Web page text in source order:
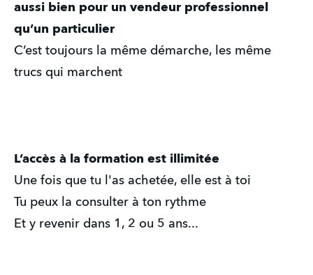
aussi bien pour un vendeur professionnel
qu’un particulier
C’est toujours la même démarche, les même
trucs qui marchent
L’accès à la formation est illimitée
Une fois que tu l'as achetée, elle est à toi
Tu peux la consulter à ton rythme
Et y revenir dans 1, 2 ou 5 ans...